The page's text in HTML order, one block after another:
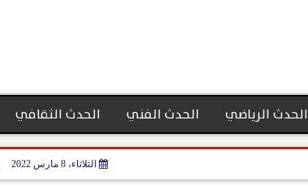
الحدث الرياضي الحدث الفني الحدث الثقافي
الثلاثاء، 8 مارس 2022